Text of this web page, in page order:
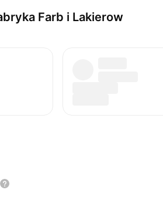
Farb i Lakierow